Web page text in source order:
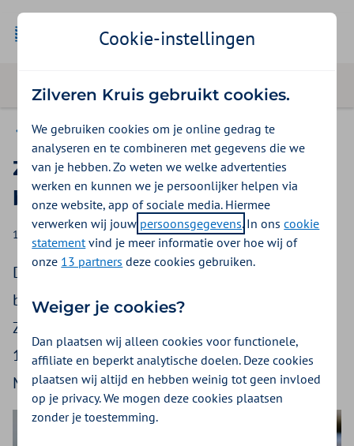
Zilveren Kruis voor pers en media
Zorgpremie Zilveren Kruis
bekend
10-11-2023 Christine Rompa
De premie van de meest gekozen
basisverzekering bij Zilveren Kruis, de Basis
Zeker, is in 2024 € 147,45 per maand (2023 €
138,95). De premiestijging is minder dan de
Minister van VWS met Prinsjesdag verwachtte.
Cookie-instellingen
Zilveren Kruis gebruikt cookies.
We gebruiken cookies om je online gedrag te
analyseren en te combineren met gegevens die we
van je hebben. Zo weten we welke advertenties
werken en kunnen we je persoonlijker helpen via
onze website, app of sociale media. Hiermee
verwerken wij jouw persoonsgegevens. In onscookie
statementvind je meer informatie over hoe wij of
onze 13 partners deze cookies gebruiken.
Weiger je cookies?
Dan plaatsen wij alleen cookies voor functionele,
affiliate en beperkt analytische doelen. Deze cookies
plaatsen wij altijd en hebben weinig tot geen invloed
op je privacy. We mogen deze cookies plaatsen
zonder je toestemming.